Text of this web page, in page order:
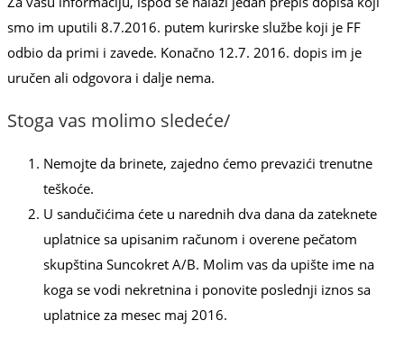
smo im uputili 8.7.2016. putem kurirske službe koji je FF
odbio da primi i zavede. Konačno 12.7. 2016. dopis im je
uručen ali odgovora i dalje nema.
Stoga vas molimo sledeće/
Nemojte da brinete, zajedno ćemo prevazići trenutne
teškoće.
U sandučićima ćete u narednih dva dana da zateknete
uplatnice sa upisanim računom i overene pečatom
skupština Suncokret A/B. Molim vas da upište ime na
koga se vodi nekretnina i ponovite poslednji iznos sa
uplatnice za mesec maj 2016.